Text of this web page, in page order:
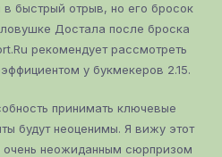
быстрый отрыв, но его бросок
Достала после броска
рекомендует рассмотреть
у букмекеров 2.15.
принимать ключевые
будут неоценимы. Я вижу этот
очень неожиданным сюрпризом